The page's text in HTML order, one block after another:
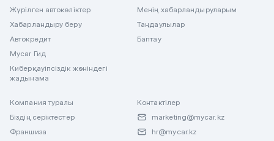
Жүрілген автокөліктер
Хабарландыру беру
Автокредит
Mycar Гид
Киберқауіпсіздік жөніндегі
жадынама
Менің хабарландыруларым
Таңдаулылар
Баптау
Компания туралы
Біздің серіктестер
Франшиза
Контактілер
marketing@mycar.kz
hr@mycar.kz